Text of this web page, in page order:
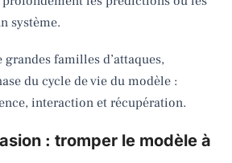
système.
familles d’attaques,
du cycle de vie du modèle :
interaction et récupération.
: tromper le modèle à